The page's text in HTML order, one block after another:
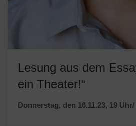
Lesung aus dem
ein Theater!“
Donnerstag, den 16.11.23, 19